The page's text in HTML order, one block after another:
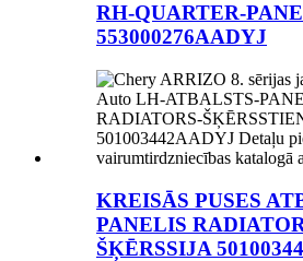
RH-QUARTER-
553000276AADYJ
KREISĀS PUSES
PANELIS
ŠĶĒRSSIJA